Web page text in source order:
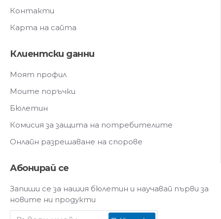
Контакти
Карта на сайта
Клиентски данни
Моят профил
Моите поръчки
Бюлетин
Комисия за защита на потребителите
Онлайн разрешаване на спорове
Абонирай се
Запиши се за нашия бюлетин и научавай първи за
новите ни продукти